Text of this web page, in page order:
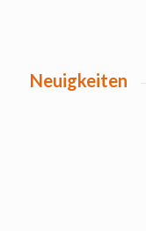
Neuigkeiten